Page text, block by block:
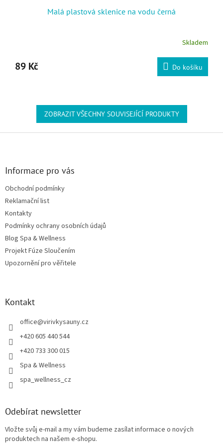
Malá plastová sklenice na vodu černá
Skladem
89 Kč Do košíku
ZOBRAZIT VŠECHNY SOUVISEJÍCÍ PRODUKTY
Informace pro vás
Obchodní podmínky
Reklamační list
Kontakty
Podmínky ochrany osobních údajů
Blog Spa & Wellness
Projekt Fúze Sloučením
Upozornění pro věřitele
Kontakt
office@virivkysauny.cz
+420 605 440 544
+420 733 300 015
Spa & Wellness
spa_wellness_cz
Odebírat newsletter
Vložte svůj e-mail a my vám budeme zasílat informace o nových
produktech na našem e-shopu.